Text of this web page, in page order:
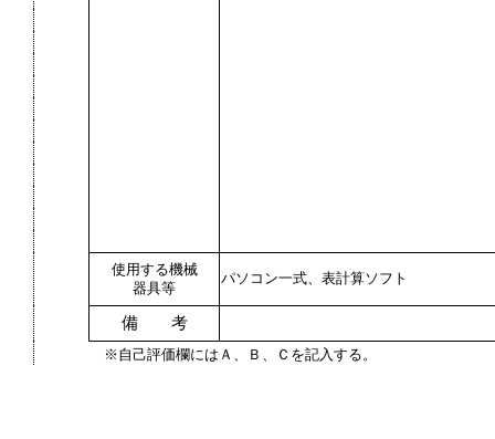
使用する機械
器具等
パソコン一式、表計算ソフト
備 考
※自己評価欄にはＡ、Ｂ、Ｃを記入する。